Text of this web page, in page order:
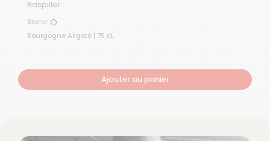
Raspiller
Blanc Blanc
Bourgogne Aligoté | 75 cL
Ajouter au panier